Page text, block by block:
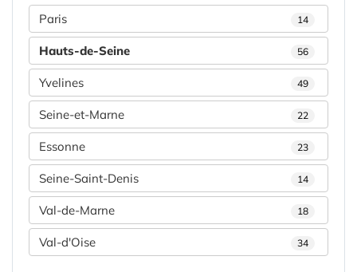
Paris 14
Hauts-de-Seine 56
Yvelines 49
Seine-et-Marne 22
Essonne 23
Seine-Saint-Denis 14
Val-de-Marne 18
Val-d'Oise 34